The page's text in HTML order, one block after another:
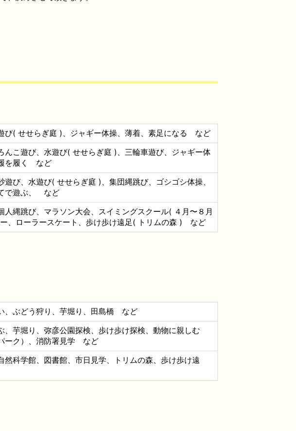
び( せせらぎ庭 )、ジャギー体操、薄着、素足になる など
んこ遊び、水遊び( せせらぎ庭 )、三輪車遊び、ジャギー体
を履く など
遊び、水遊び( せせらぎ庭 )、集団縄跳び、ゴシゴシ体操、
で遊ぶ、 など
人縄跳び、マラソン大会、スイミングスクール( ４月〜８月
、ローラースケート、歩け歩け遠足( トリムの森 ) など
、ぶどう狩り、芋堀り、田島橋 など
、芋堀り、弥彦公園探検、歩け歩け探検、動物に親しむ
ーク）、消防署見学 など
然科学館、図書館、市日見学、トリムの森、歩け歩け遠